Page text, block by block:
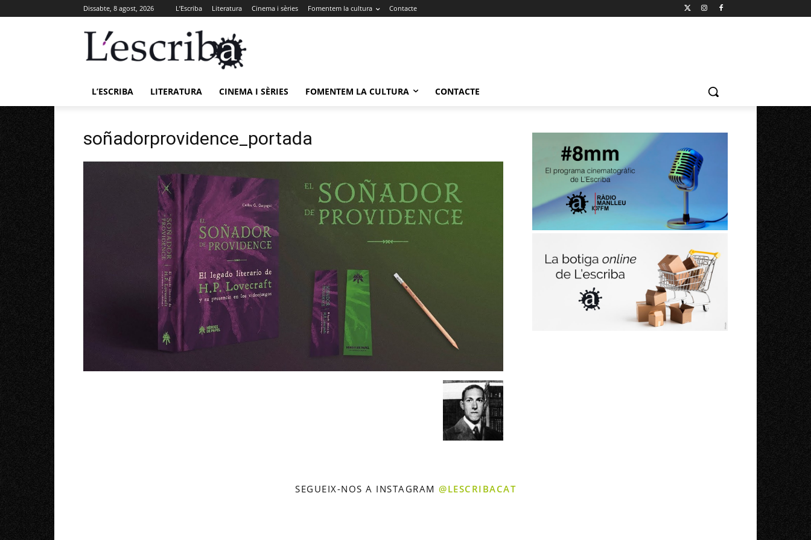
Dissabte, 8 agost, 2026 L’Escriba Literatura Cinema i sèries Fomentem la cultura Contacte
L’ESCRIBA LITERATURA CINEMA I SÈRIES FOMENTEM LA CULTURA CONTACTE
soñadorprovidence_portada
SEGUEIX-NOS A INSTAGRAM @LESCRIBACAT